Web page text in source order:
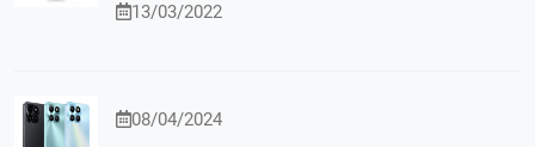
13/03/2022
08/04/2024